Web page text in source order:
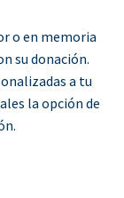
o en memoria
su donación.
a tu
la opción de